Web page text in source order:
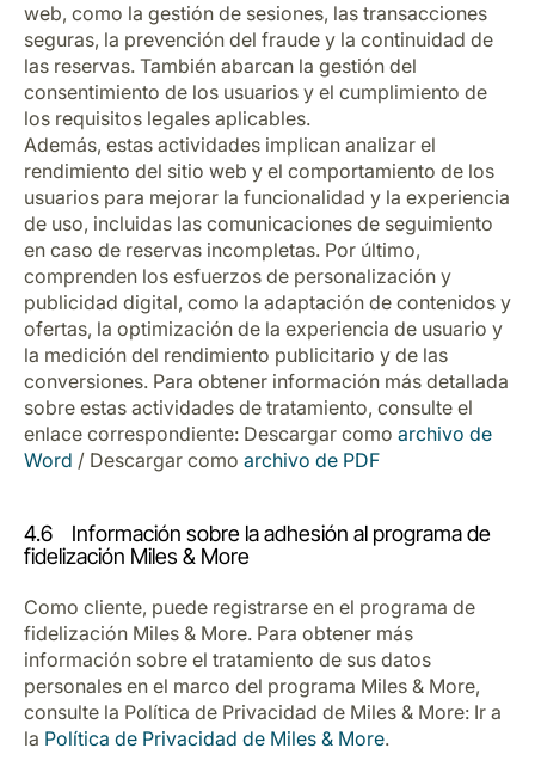
web, como la gestión de sesiones, las transacciones
seguras, la prevención del fraude y la continuidad de
las reservas. También abarcan la gestión del
consentimiento de los usuarios y el cumplimiento de
los requisitos legales aplicables.
Además, estas actividades implican analizar el
rendimiento del sitio web y el comportamiento de los
usuarios para mejorar la funcionalidad y la experiencia
de uso, incluidas las comunicaciones de seguimiento
en caso de reservas incompletas. Por último,
comprenden los esfuerzos de personalización y
publicidad digital, como la adaptación de contenidos y
ofertas, la optimización de la experiencia de usuario y
la medición del rendimiento publicitario y de las
conversiones. Para obtener información más detallada
sobre estas actividades de tratamiento, consulte el
enlace correspondiente: Descargar como archivo de
Word / Descargar como archivo de PDF
4.6 Información sobre la adhesión al programa de
fidelización Miles & More
Como cliente, puede registrarse en el programa de
fidelización Miles & More. Para obtener más
información sobre el tratamiento de sus datos
personales en el marco del programa Miles & More,
consulte la Política de Privacidad de Miles & More: Ir a
la Política de Privacidad de Miles & More.